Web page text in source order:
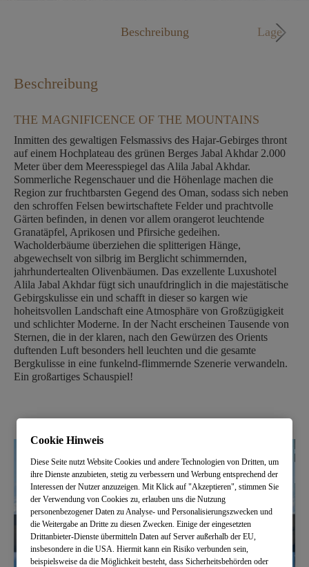
Beschreibung Lage
Beschreibung
THE MAGNIFICENCE OF THE MOUNTAINS
Inmitten des gewaltigen Felsmassivs des Hajar-Gebirges thront
auf einem Hochplateau des grünen Berges Jabal Akhdar 2.000
Meter über dem Meeresspiegel das Alila Jabal Akhdar.
Sommerliche Regenschauer und die Höhenlage machen die
Region zur fruchtbarsten Gegend des Oman, sodass sich neben
den schroffen Felsen bewirtschaftete Felder und prachtvolle
Gärten befinden, in denen vor allem orangerot leuchtende
Granatäpfel, Aprikosen und Pfirsiche gedeihen.
Wacholderbäume überziehen die splitterigen Hänge,
abgewechselt von silbrig im Berglicht schimmernden,
jahrhundertealten Olivenbäumen. Das exzellente Luxushotel
Alila Jabal Akhdar fügt sich unaufdringlich in die majestätische
Gebirgskulisse ein und schafft in dieser so kargen wie
hoheitsvollen Landschaft eine Atmosphäre von Großzügigkeit
und schlichter Moderne. In der Nacht erscheinen Tausende von
Sternen, die in der klaren, nach den Gewürzen des Orients
duftenden Luft besonders hell leuchten und die gesamte
Bergkulisse in eine funkelnd-flimmernde Szenerie verwandeln.
Ein großartiges Schauspiel!
Cookie Hinweis
Diese Seite nutzt Website Cookies und andere Technologien von Dritten, um
ihre Dienste anzubieten, stetig zu verbessern und Werbung entsprechend der
Interessen der Nutzer anzuzeigen. Mit Klick auf "Akzeptieren", stimmen Sie
der Verwendung von Cookies zu, erlauben uns die Nutzung
personenbezogener Daten zu Analyse- und Personalisierungszwecken und
die Weitergabe an Dritte zu diesen Zwecken. Einige der eingesetzten
Drittanbieter-Dienste übermitteln Daten auf Server außerhalb der EU,
insbesondere in die USA. Hiermit kann ein Risiko verbunden sein,
beispielsweise da die Möglichkeit besteht, dass Sicherheitsbehörden oder